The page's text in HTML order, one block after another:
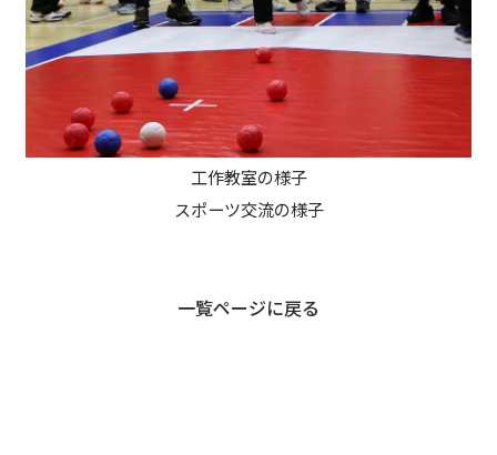
工作教室の様子
スポーツ交流の様子
一覧ページに戻る